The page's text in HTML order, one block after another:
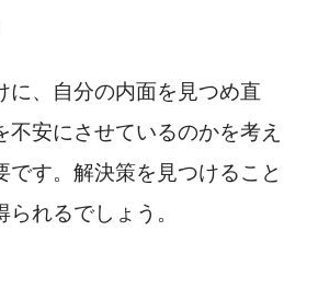
に、自分の内面を見つめ直
不安にさせているのかを考え
です。解決策を見つけること
れるでしょう。